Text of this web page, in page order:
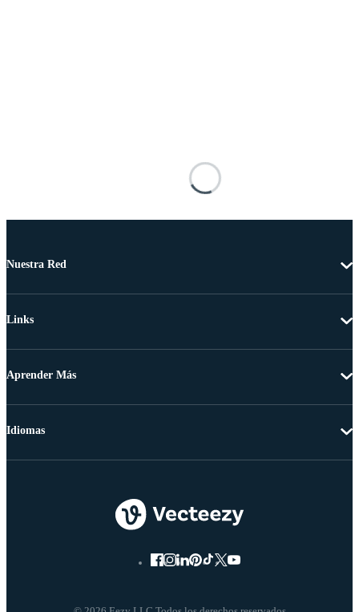
Nuestra Red
Links
Aprender Más
Idiomas